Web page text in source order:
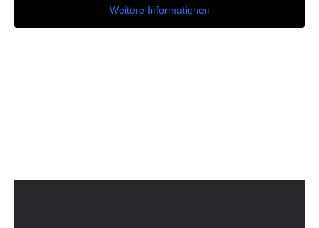
Weitere Informationen